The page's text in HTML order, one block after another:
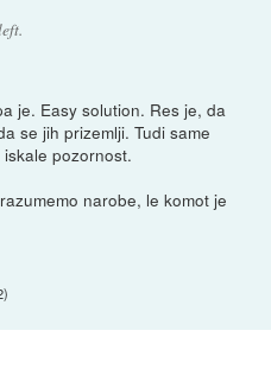
je. Easy solution. Res je, da
se jih prizemlji. Tudi same
pozornost.
narobe, le komot je
)